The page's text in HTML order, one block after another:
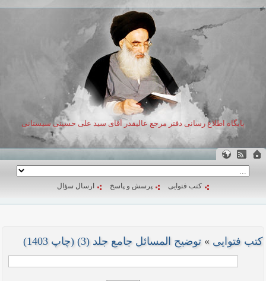
پایگاه اطلاع رسانی دفتر مرجع عالیقدر آقای سید علی حسینی سیستانی
کتب فتوایی پرسش و پاسخ ارسال سؤال
کتب فتوایی » توضیح المسائل جامع جلد (3) (چاپ 1403)